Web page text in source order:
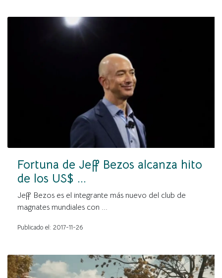
Fortuna de Jeff Bezos alcanza hito
de los US$ ...
Jeff Bezos es el integrante más nuevo del club de
magnates mundiales con ...
Publicado el: 2017-11-26